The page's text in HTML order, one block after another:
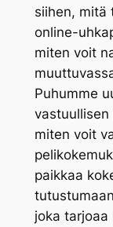
siihen, mitä
online-
miten voit
Puhumme
miten voit
paikkaa
tutustumaan
joka tarjoaa